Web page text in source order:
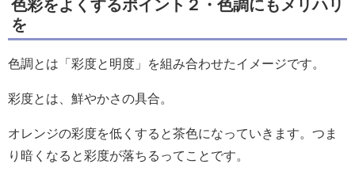
色彩をよくするポイント２・色調にもメリハリ
を
色調とは「彩度と明度」を組み合わせたイメージです。
彩度とは、鮮やかさの具合。
オレンジの彩度を低くすると茶色になっていきます。つま
り暗くなると彩度が落ちるってことです。